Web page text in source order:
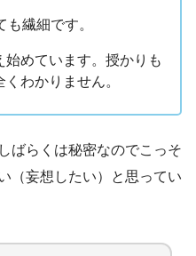
繊細です。
めています。授かりも
わかりません。
ばらくは秘密なのでこっそ
（妄想したい）と思ってい